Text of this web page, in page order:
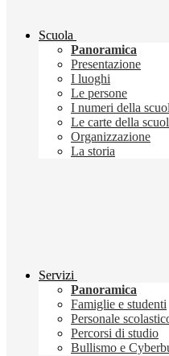
Scuola
Panoramica
Presentazione
I luoghi
Le persone
I numeri della
Le carte della
Organizzazione
La storia
Servizi
Panoramica
Famiglie e studenti
Personale
Percorsi di studio
Bullismo e